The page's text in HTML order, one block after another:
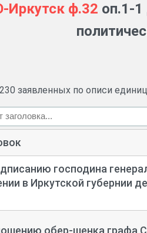
Иркутск ф.32 оп.1-1
заявленных по описи
господина
в Иркутской губернии
обер-шенка графа